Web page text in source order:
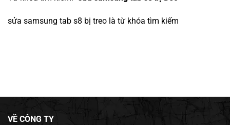
sửa samsung tab s8 bị treo là từ khóa tìm kiếm
VỀ CÔNG TY